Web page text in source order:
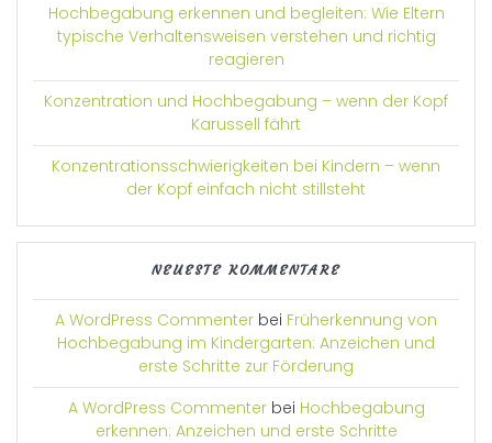
Hochbegabung erkennen und begleiten: Wie Eltern
typische Verhaltensweisen verstehen und richtig
reagieren
Konzentration und Hochbegabung – wenn der Kopf
Karussell fährt
Konzentrationsschwierigkeiten bei Kindern – wenn
der Kopf einfach nicht stillsteht
NEUESTE KOMMENTARE
A WordPress Commenter bei Früherkennung von
Hochbegabung im Kindergarten: Anzeichen und
erste Schritte zur Förderung
A WordPress Commenterbei Hochbegabung
erkennen: Anzeichen und erste Schritte